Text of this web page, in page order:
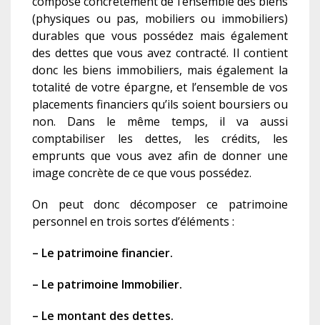
(physiques ou pas, mobiliers ou immobiliers)
durables que vous possédez mais également
des dettes que vous avez contracté. Il contient
donc les biens immobiliers, mais également la
totalité de votre épargne, et l’ensemble de vos
placements financiers qu’ils soient boursiers ou
non. Dans le même temps, il va aussi
comptabiliser les dettes, les crédits, les
emprunts que vous avez afin de donner une
image concrète de ce que vous possédez.
On peut donc décomposerce patrimoine
personnel en trois sortes d’éléments :
– Le patrimoine financier.
– Le patrimoine Immobilier.
– Le montant des dettes.